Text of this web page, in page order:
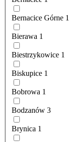
Bernacice Górne 1
Bierawa 1
Biestrzykowice 1
Biskupice 1
Bobrowa 1
Bodzanów 3
Brynica 1